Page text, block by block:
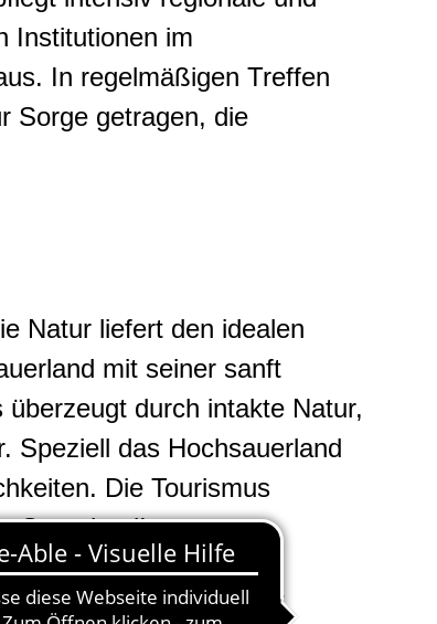
Institutionen im
In regelmäßigen Treffen
Sorge getragen, die
Natur liefert den idealen
mit seiner sanft
durch intakte Natur,
Speziell das Hochsauerland
Die Tourismus
Sauerland!
Mit ihrer „Fachwelt